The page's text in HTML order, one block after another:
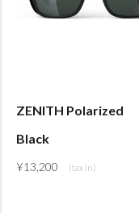
ZENITH Polarized
Black
¥13,200